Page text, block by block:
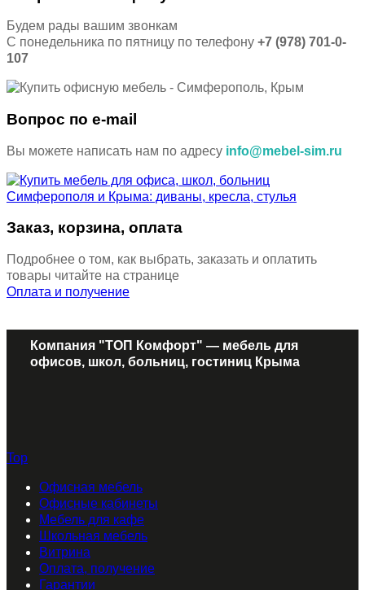
Будем рады вашим звонкам
С понедельника по пятницу по телефону +7 (978) 701-0-
107
Вопрос по e-mail
Вы можете написать нам по адресу info@mebel-sim.ru
Заказ, корзина, оплата
Подробнее о том, как выбрать, заказать и оплатить
товары читайте на странице
Оплата и получение
Компания "ТОП Комфорт" — мебель для
офисов, школ, больниц, гостиниц Крыма
Top
Офисная мебель
Офисные кабинеты
Мебель для кафе
Школьная мебель
Витрина
Оплата, получение
Гарантии